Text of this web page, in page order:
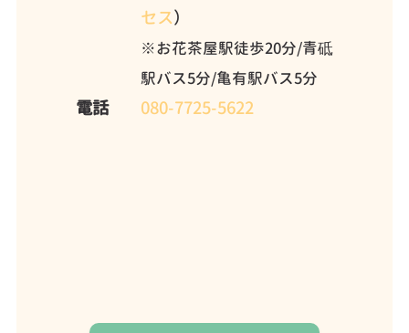
セス）
※お花茶屋駅徒歩20分/青砥
駅バス5分/亀有駅バス5分
電話 080-7725-5622